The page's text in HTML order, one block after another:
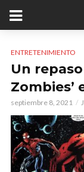
ENTRETENIMIENTO
Un
Zombies’
septiembre 8, 2021